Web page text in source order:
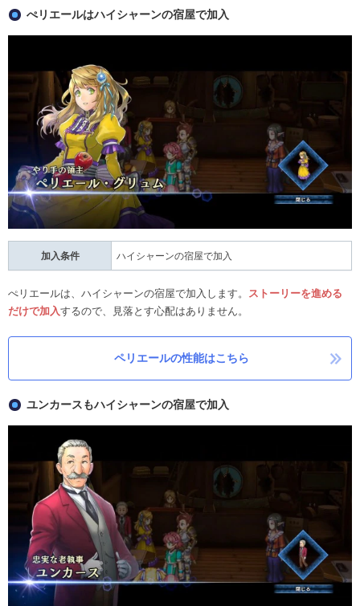
ぺリエールはハイシャーンの宿屋で加入
加入条件 ハイシャーンの宿屋で加入
ぺリエールは、ハイシャーンの宿屋で加入します。
ストーリーを進める
だけで加入するので、見落とす心配はありません。
ペリエールの性能はこちら
ユンカースもハイシャーンの宿屋で加入